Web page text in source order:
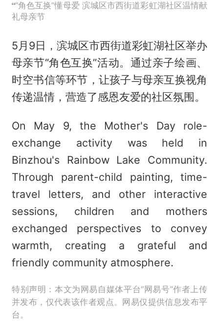
“角色互换”懂母爱 滨城区市西街道彩虹湖社区温情献
礼母亲节
5月9日，滨城区市西街道彩虹湖社区举办
母亲节“角色互换”活动。通过亲子绘画、
时空书信等环节，让孩子与母亲互换视角
传递温情，营造了感恩友爱的社区氛围。
On May 9, the Mother's Day role-
exchange activity was held in
Binzhou's Rainbow Lake Community.
Through parent-child painting, time-
travel letters, and other interactive
sessions, children and mothers
exchanged perspectives to convey
warmth, creating a grateful and
friendly community atmosphere.
特别声明：本文为网易自媒体平台“网易号”作者上传
并发布，仅代表该作者观点。网易仅提供信息发布平
台。